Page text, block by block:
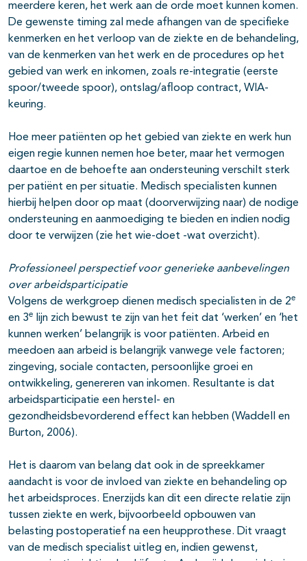
meerdere keren, het werk aan de orde moet kunnen komen.
De gewenste timing zal mede afhangen van de specifieke
kenmerken en het verloop van de ziekte en de behandeling,
van de kenmerken van het werk en de procedures op het
gebied van werk en inkomen, zoals re-integratie (eerste
spoor/tweede spoor), ontslag/afloop contract, WIA-
keuring.
Hoe meer patiënten op het gebied van ziekte en werk hun
eigen regie kunnen nemen hoe beter, maar het vermogen
daartoe en de behoefte aan ondersteuning verschilt sterk
per patiënt en per situatie. Medisch specialisten kunnen
hierbij helpen door op maat (doorverwijzing naar) de nodige
ondersteuning en aanmoediging te bieden en indien nodig
door te verwijzen (zie het wie-doet -wat overzicht).
Professioneel perspectief voor generieke aanbevelingen
over arbeidsparticipatie
Volgens de werkgroep dienen medisch specialisten in de 2e
en 3e
lijn zich bewust te zijn van het feit dat ‘werken’ en ‘het
kunnen werken’ belangrijk is voor patiënten. Arbeid en
meedoen aan arbeid is belangrijk vanwege vele factoren;
zingeving, sociale contacten, persoonlijke groei en
ontwikkeling, genereren van inkomen. Resultante is dat
arbeidsparticipatie een herstel- en
gezondheidsbevorderend effect kan hebben (Waddell en
Burton, 2006).
Het is daarom van belang dat ook in de spreekkamer
aandacht is voor de invloed van ziekte en behandeling op
het arbeidsproces. Enerzijds kan dit een directe relatie zijn
tussen ziekte en werk, bijvoorbeeld opbouwen van
belasting postoperatief na een heupprothese. Dit vraagt
van de medisch specialist uitleg en, indien gewenst,